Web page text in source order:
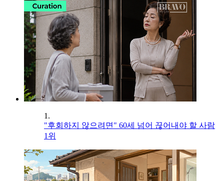
1.
"후회하지 않으려면" 60세 넘어 끊어내야 할 사람
1위